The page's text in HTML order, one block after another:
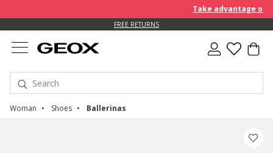
Take advantage of an
FREE RETURNS
Woman Shoes Ballerinas